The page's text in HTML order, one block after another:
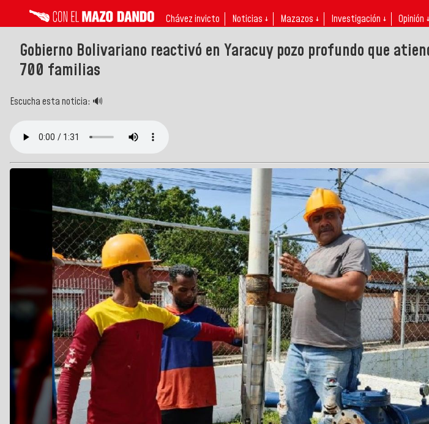
Chávez invicto Noticias ↓ Mazazos ↓ Investigación ↓ Opinión ↓
Gobierno Bolivariano reactivó en Yaracuy pozo profundo que
700 familias
Escucha esta noticia: 🔊